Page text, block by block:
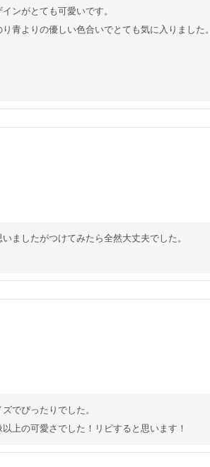
ンがとても可愛いです。
青よりの優しい色合いでとても気に入りました。
ましたがつけてみたら全然大丈夫でした。
でぴったりでした。
上の可愛さでした！リピすると思います！